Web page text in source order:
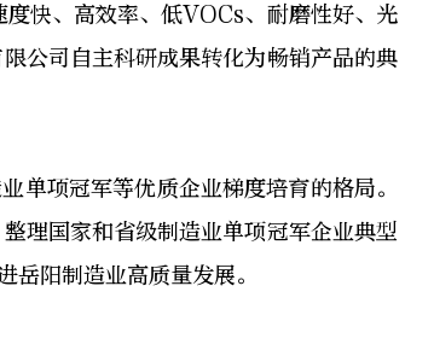
快、高效率、低VOCs、耐磨性好、光
公司自主科研成果转化为畅销产品的典
项冠军等优质企业梯度培育的格局。
理国家和省级制造业单项冠军企业典型
阳制造业高质量发展。